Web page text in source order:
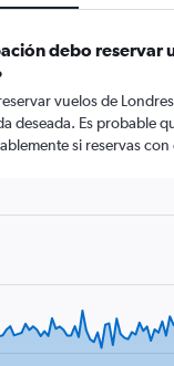
debo reservar
vuelos de
deseada. Es probable
si reservas con